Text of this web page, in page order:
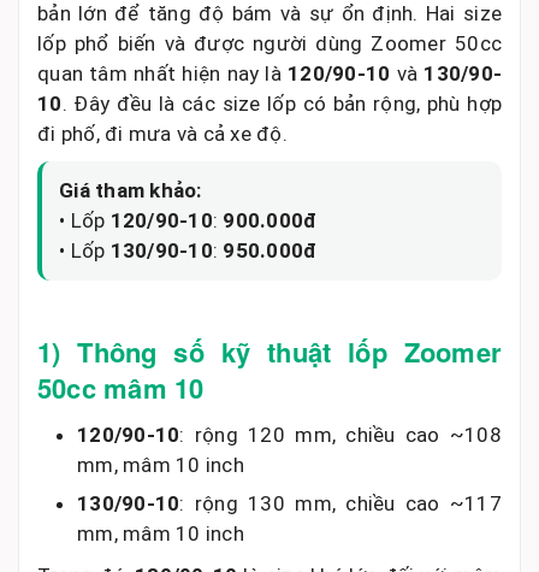
bản lớn để tăng độ bám và sự ổn định. Hai size
lốp phổ biến và được người dùng Zoomer 50cc
quan tâm nhất hiện nay là 120/90-10 và 130/90-
10. Đây đều là các size lốp có bản rộng, phù hợp
đi phố, đi mưa và cả xe độ.
Giá tham khảo:
• Lốp 120/90-10: 900.000đ
• Lốp 130/90-10: 950.000đ
1) Thông số kỹ thuật lốp Zoomer
50cc mâm 10
120/90-10: rộng 120 mm, chiều cao ~108
mm, mâm 10 inch
130/90-10: rộng 130 mm, chiều cao ~117
mm, mâm 10 inch